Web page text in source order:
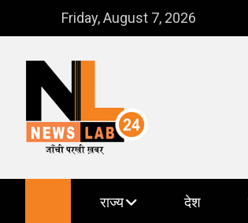
Friday, August 7, 2026
NewsLab24
राज्य देश